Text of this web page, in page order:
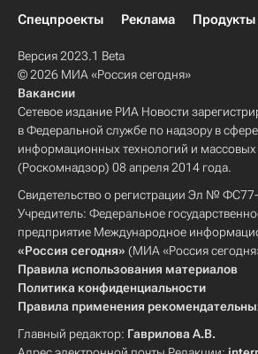
Спецпроекты
Реклама
Версия 2023.1 Beta
© 2026 МИА «Россия сегодня»
Вакансии
Сетевое издание РИА Новости
в Федеральной службе по надзору в
информационных технологий и
(Роскомнадзор) 08 апреля 2014 года.
Свидетельство о регистрации Эл №
Учредитель: Федеральное
предприятие Международное
«Россия сегодня» (МИА «Россия
Правила использования материалов
Политика конфиденциальности
Правила применения
Главный редактор: Гаврилова А.В.